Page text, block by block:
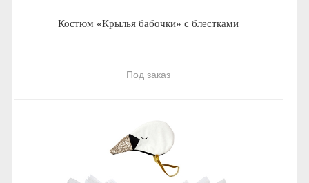
Костюм «Крылья бабочки» с блестками
Под заказ